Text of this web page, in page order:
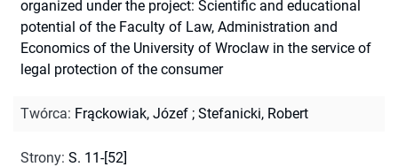
organized under the project: Scientific and educational
potential of the Faculty of Law, Administration and
Economics of the University of Wroclaw in the service of
legal protection of the consumer
Twórca: Frąckowiak, Józef ; Stefanicki, Robert
Strony: S. 11-[52]